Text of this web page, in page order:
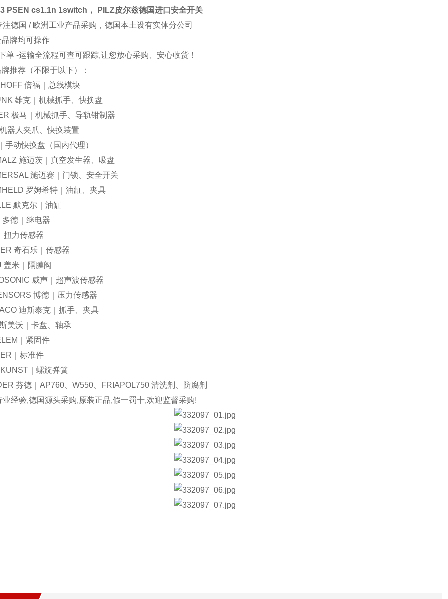
PSEN cs1.1n 1switch，
PILZ皮尔兹德国进口安全开关
注德国 / 欧洲工业产品采购，德国本土设有实体分公司
品牌均可操作
单 -运输全流程可查可跟踪,让您放心采购、安心收货！
推荐（不限于以下）：
倍福｜总线模块
雄克｜机械抓手、快换盘
极马｜机械抓手、导轨钳制器
器人夹爪、快换装置
手动快换盘（ 国内代理）
施迈茨｜真空发生器、吸盘
施迈赛｜门锁、安全开关
罗姆希特｜油缸、夹具
默克尔｜油缸
多德｜继电器
扭力传感器
奇石乐｜传感器
盖米｜隔膜阀
威声｜超声波传感器
博德｜压力传感器
迪斯泰克｜抓手、夹具
美沃｜卡盘、轴承
｜紧固件
｜标准件
｜螺旋弹簧
芬德｜AP760、W550、FRIAPOL750 清洗剂、防腐剂
业经验,德国源头采购,原装正品,假一罚十,欢迎监督采购!